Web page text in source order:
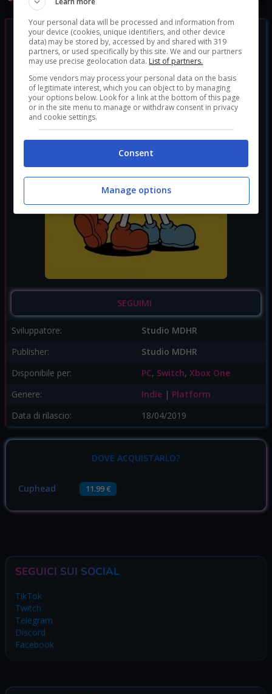
SEGUIMI
Sviluppatore:
Studio MDHR
Publisher:
Studio MDHR
Disponibile per:
PC, Switch, Xbox One
Genere:
Indie| Platform
Data di rilascio:
18/04/2019
DOVE ACQUISTARLO?
Cuphead 11.99 €
SEGUICI SUI SOCIAL
TikTok
Twitch
Telegram
Discord
Facebook
Your personal data will be processed and information from
your device (cookies, unique identifiers, and other device
data) may be stored by, accessed by and shared with 319
partners, or used specifically by this site. We and our partners
may use precise geolocation data. List of partners.
Some vendors may process your personal data on the basis
of legitimate interest, which you can object to by managing
your options below. Look for a link at the bottom of this page
or in the site menu to manage or withdraw consent in privacy
and cookie settings.
Consent
Manage options